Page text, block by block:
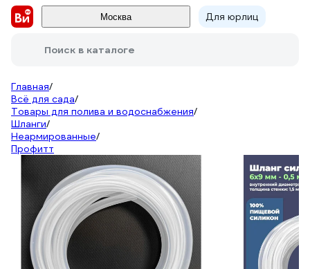
Москва Для юрлиц
Поиск в каталоге
Главная/
Всё для сада/
Товары для полива и водоснабжения/
Шланги/
Неармированные/
Профитт